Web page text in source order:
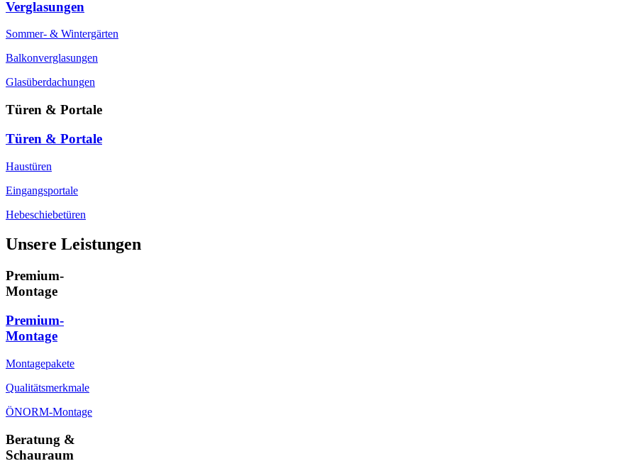
Verglasungen
Sommer- & Wintergärten
Balkonverglasungen
Glasüberdachungen
Türen & Portale
Türen & Portale
Haustüren
Eingangsportale
Hebeschiebetüren
Unsere Leistungen
Premium-
Montage
Premium-
Montage
Montagepakete
Qualitätsmerkmale
ÖNORM-Montage
Beratung &
Schauraum